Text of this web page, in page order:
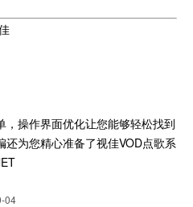
，操作界面优化让您能够轻松找到
为您精心准备了视佳VOD点歌系
04